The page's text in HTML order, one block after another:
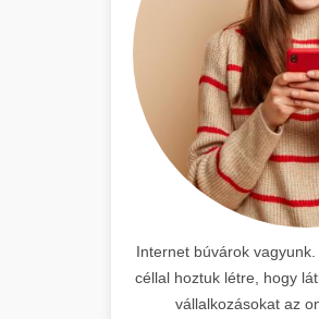
Internet búvárok vagyunk.
céllal hoztuk létre, hogy
vállalkozásokat az